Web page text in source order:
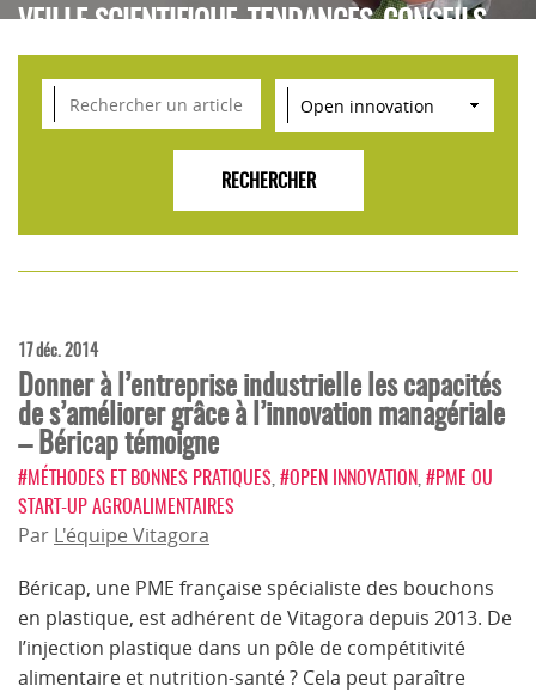
VEILLE SCIENTIFIQUE, TENDANCES, CONSEILS
POUR L'INNOVATION AGROALIMENTAIRE
17 déc. 2014
Donner à l’entreprise industrielle les capacités
de s’améliorer grâce à l’innovation managériale
– Béricap témoigne
#MÉTHODES ET BONNES PRATIQUES #OPEN INNOVATION #PME OU
START-UP AGROALIMENTAIRES
Par L'équipe Vitagora
Béricap, une PME française spécialiste des bouchons
en plastique, est adhérent de Vitagora depuis 2013. De
l’injection plastique dans un pôle de compétitivité
alimentaire et nutrition-santé ? Cela peut paraître